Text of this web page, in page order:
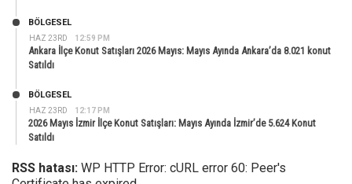
HAZ 23RD 12:59 PM
BÖLGESEL
Ankara İlçe Konut Satışları 2026 Mayıs: Mayıs Ayında Ankara’da 8.021 konut
Satıldı
HAZ 23RD 12:17 PM
BÖLGESEL
2026 Mayıs İzmir İlçe Konut Satışları: Mayıs Ayında İzmir’de 5.624 Konut
Satıldı
RSS hatası: WP HTTP Error: cURL error 60: Peer's